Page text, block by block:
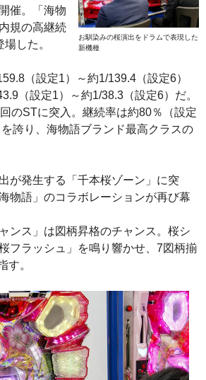
お馴染みの桜演出をドラムで表現した
新機種
催。「海物
規の高継続
した。
（設定1）～約1/139.4（設定6）
（設定1）～約1/38.3（設定6）だ。
のSTに突入。継続率は約80％（設定
誇り、海物語ブランド最高クラスの
が発生する「千本桜ゾーン」に突
物語」のコラボレーションが再び幕
ンス」は図柄昇格のチャンス。桜シ
フラッシュ」を鳴り響かせ、7図柄揃
す。